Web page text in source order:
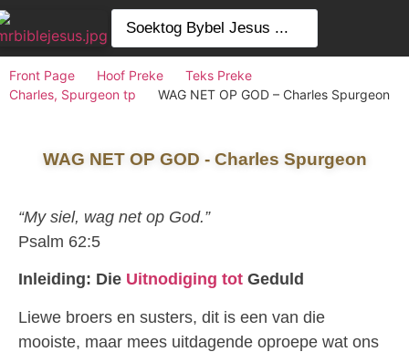
Front Page Hoof Preke
Teks Preke
Charles, Spurgeon tp
WAG NET OP GOD – Charles Spurgeon
WAG NET OP GOD - Charles Spurgeon
“My siel, wag net op God.”
Psalm 62:5
Inleiding: Die Uitnodiging tot Geduld
Liewe broers en susters, dit is een van die
mooiste, maar mees uitdagende oproepe wat ons